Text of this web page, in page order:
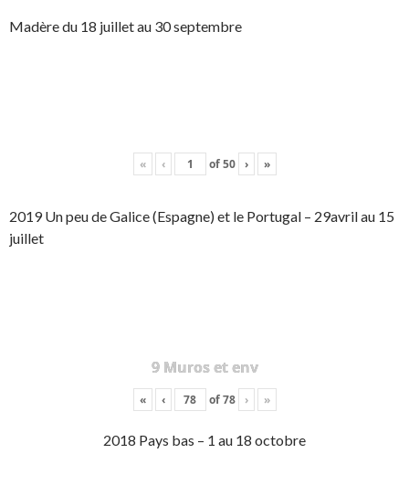
Madère du 18 juillet au 30 septembre
« ‹ of50 › »
2019 Un peu de Galice (Espagne) et le Portugal – 29avril au 15
juillet
9 Muros et env
« ‹ of78 › »
2018 Pays bas – 1 au 18 octobre